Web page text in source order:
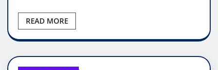
READ MORE